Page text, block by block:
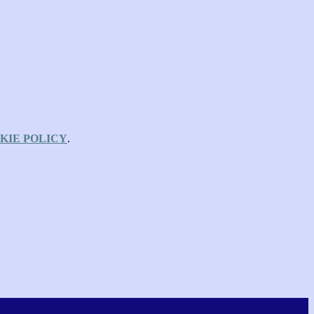
POLICY.